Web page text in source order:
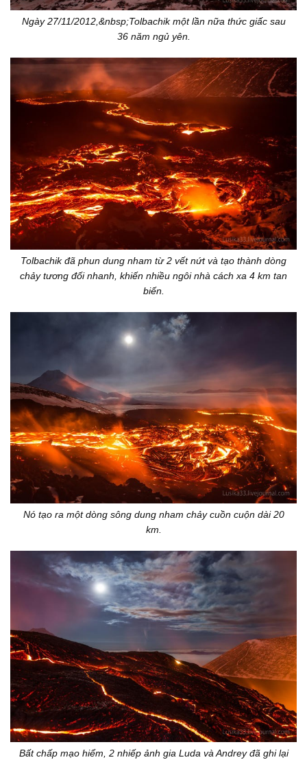
Ngày 27/11/2012,&nbsp;Tolbachik một lần nữa thức giấc sau
36 năm ngủ yên.
Tolbachik đã phun dung nham từ 2 vết nứt và tạo thành dòng
chảy tương đối nhanh, khiến nhiều ngôi nhà cách xa 4 km tan
biến.
Nó tạo ra một dòng sông dung nham chảy cuồn cuộn dài 20
km.
Bất chấp mạo hiểm, 2 nhiếp ảnh gia Luda và Andrey đã ghi lại